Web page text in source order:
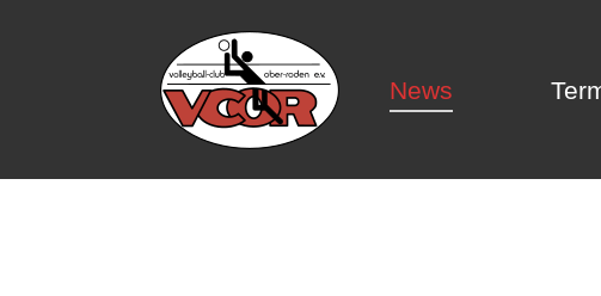
News